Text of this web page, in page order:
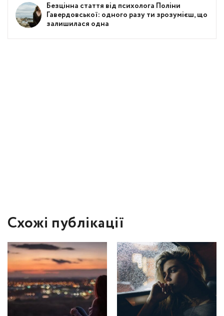
Безцінна стаття від психолога Поліни
Гавердовської: одного разу ти зрозумієш, що
залишилася одна
Схожі публікації